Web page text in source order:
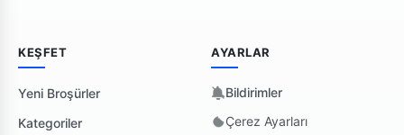
KEŞFET
Yeni Broşürler
Kategoriler
AYARLAR
Bildirimler
Çerez Ayarları